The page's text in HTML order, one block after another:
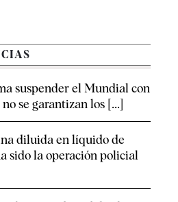
suspender el Mundial con
se garantizan los [...]
diluida en líquido de
sido la operación policial